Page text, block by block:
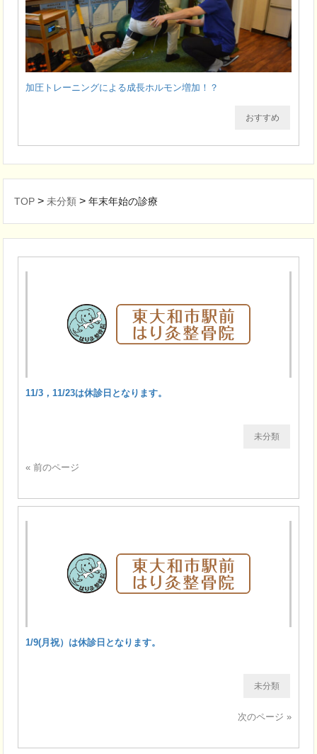
加圧トレーニングによる成長ホルモン増加！？
おすすめ
TOP > 未分類 >年末年始の診療
11/3，11/23は休診日となります。
未分類
« 前のページ
1/9(月祝）は休診日となります。
未分類
次のページ »